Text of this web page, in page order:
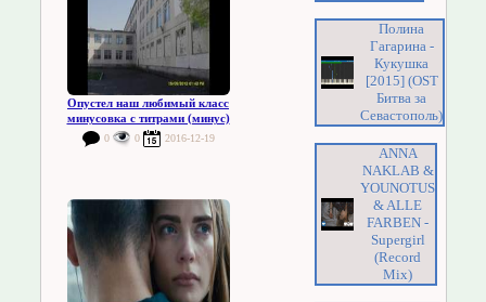
Опустел наш любимый класс
минусовка с титрами (минус)
0 0 2016-12-19
Полина
Гагарина -
Кукушка
[2015] (OST
Битва за
Севастополь)
ANNA
NAKLAB &
YOUNOTUS
& ALLE
FARBEN -
Supergirl
(Record
Mix)